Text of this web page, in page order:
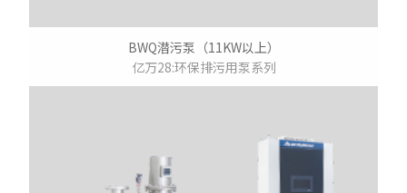
BWQ潜污泵（11KW以上）
亿万28:环保排污用泵系列